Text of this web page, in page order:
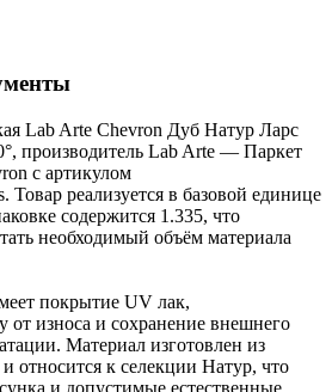
Lab Arte Chevron Дуб Натур Ларс
производитель Lab Arte — Паркет
с артикулом
реализуется в базовой единице
содержится 1.335, что
необходимый объём материала
покрытие UV лак,
от износа и сохранение внешнего
Материал изготовлен из
относится к селекции Натур, что
и допустимые естественные